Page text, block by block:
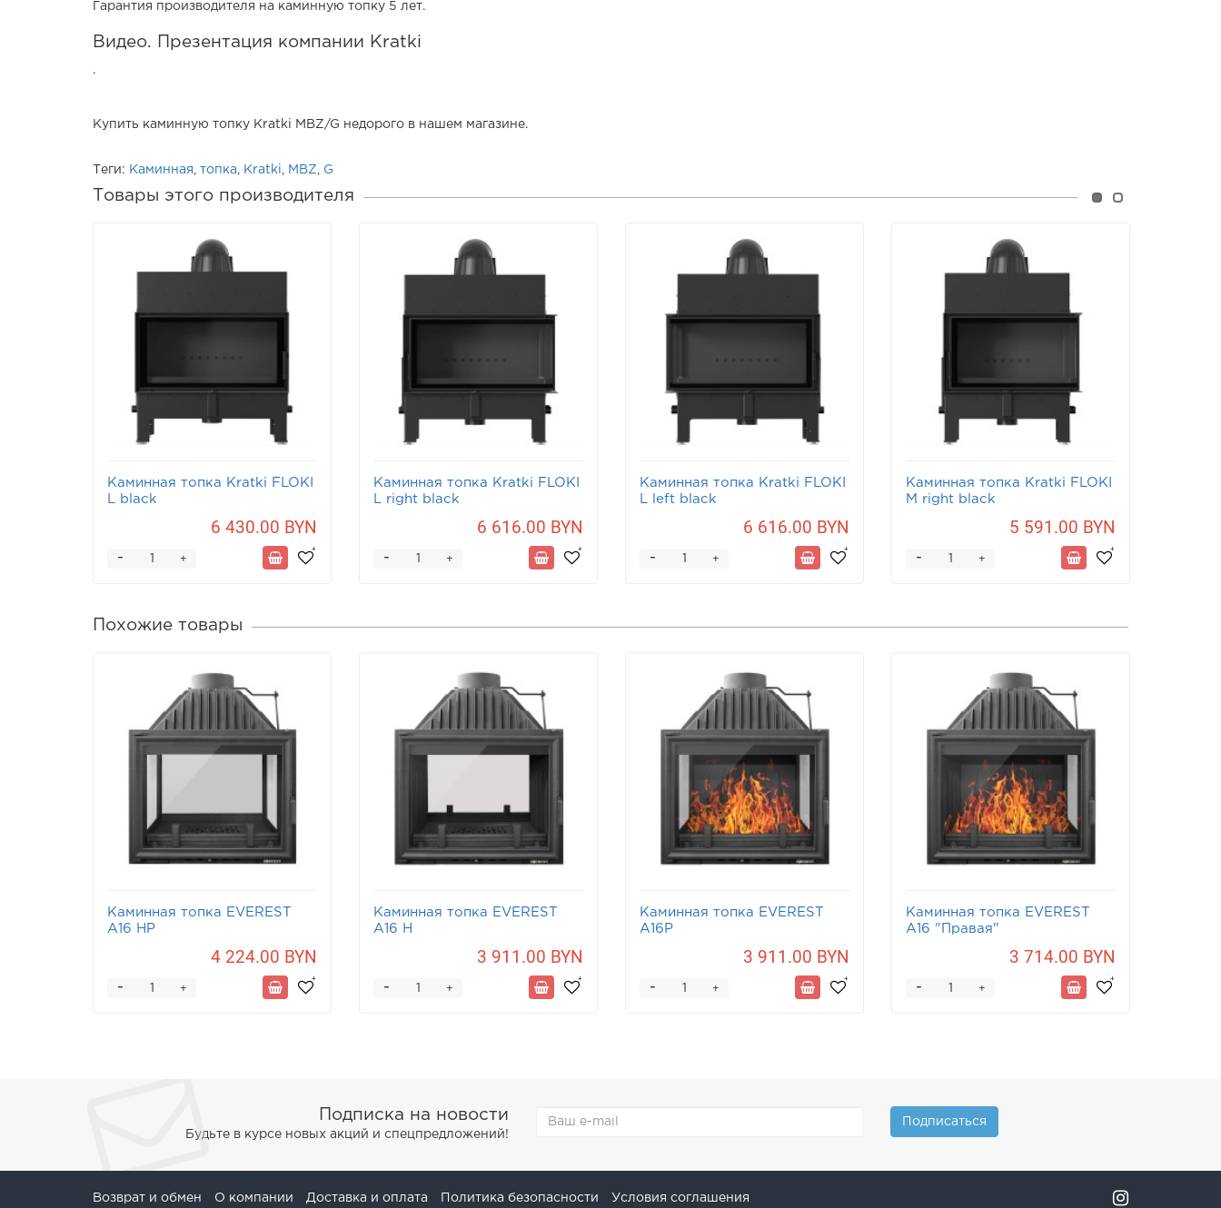
Гарантия производителя на каминную топку 5 лет.
Видео. Презентация компании Kratki
.
Купить каминную топку Kratki MBZ/G недорого в нашем магазине.
Теги: Каминная топка Kratki MBZ G
Товары этого производителя
Каминная топка Kratki FLOKI
L black
6 430.00 BYN
+
-
Каминная топка Kratki FLOKI
L right black
6 616.00 BYN
+
-
Каминная топка Kratki FLOKI
L left black
6 616.00 BYN
+
-
Каминная топка Kratki FLOKI
M right black
5 591.00 BYN
+
-
Похожие товары
Каминная топка EVEREST
A16 НP
4 224.00 BYN
+
-
Каминная топка EVEREST
A16 Н
3 911.00 BYN
+
-
Каминная топка EVEREST
A16P
3 911.00 BYN
+
-
Каминная топка EVEREST
A16 "Правая"
3 714.00 BYN
+
-
Подписка на новости
Будьте в курсе новых акций и спецпредложений!
Подписаться
Возврат и обмен О компании Доставка и оплата Политика безопасности Условия соглашения